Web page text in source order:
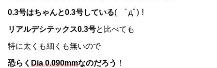
0.3号はちゃんと0.3号している( ﾟдﾟ)！
リアルデシテックス0.3号と比べても
特に太くも細くも無いので
恐らく Dia 0.090mmなのだろう ！